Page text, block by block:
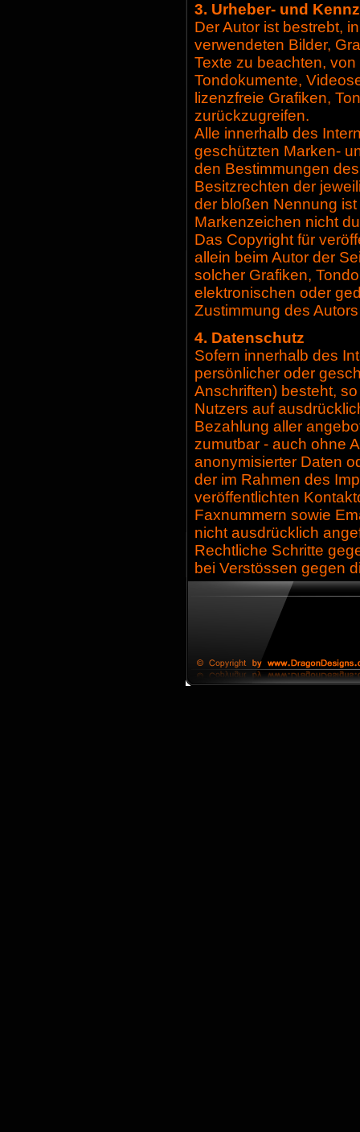
3. Urheber- und
Der Autor ist bestrebt,
verwendeten Bilder,
Texte zu beachten,
Tondokumente,
lizenzfreie Grafiken,
zurückzugreifen.
Alle innerhalb des
geschützten Marken-
den Bestimmungen
Besitzrechten der
der bloßen Nennung
Markenzeichen nicht
Das Copyright für
allein beim Autor der
solcher Grafiken,
elektronischen oder
Zustimmung des
4. Datenschutz
Sofern innerhalb des
persönlicher oder
Anschriften) besteht,
Nutzers auf
Bezahlung aller
zumutbar - auch ohne
anonymisierter Daten
der im Rahmen des
veröffentlichten
Faxnummern sowie
nicht ausdrücklich
Rechtliche Schritte
bei Verstössen gegen